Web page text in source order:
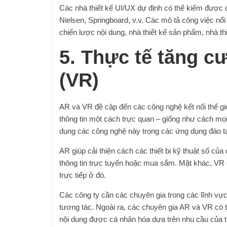
Các nhà thiết kế UI/UX dự định có thể kiếm
Nielsen, Springboard, v.v. Các mô tả công việc
chiến lược nội dung, nhà thiết kế sản phẩm, nhà
5. Thực tế tăng
(VR)
AR và VR đề cập đến các công nghệ kết nối thế
thông tin một cách trực quan – giống như cách
dụng các công nghệ này trong các ứng dụng đào
AR giúp cải thiện cách các thiết bị kỹ thuật số
thông tin trực tuyến hoặc mua sắm. Mặt khác,
trực tiếp ở đó.
Các công ty cần các chuyên gia trong các lĩnh
tương tác. Ngoài ra, các chuyên gia AR và VR
nội dung được cá nhân hóa dựa trên nhu cầu của